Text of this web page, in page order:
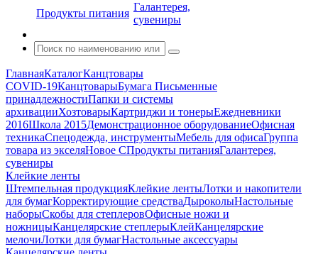
Продукты питания
Галантерея,
сувениры
ГлавнаяКаталогКанцтовары
COVID-19КанцтоварыБумага Письменные
принадлежностиПапки и системы
архивацииХозтоварыКартриджи и тонерыЕжедневники
2016Школа 2015Демонстрационное оборудованиеОфисная
техникаСпецодежда, инструментыМебель для офисаГруппа
товара из экселяНовое СПродукты питанияГалантерея,
сувениры
Клейкие ленты
Штемпельная продукцияКлейкие лентыЛотки и накопители
для бумагКорректирующие средстваДыроколыНастольные
наборыСкобы для степлеровОфисные ножи и
ножницыКанцелярские степлерыКлейКанцелярские
мелочиЛотки для бумагНастольные аксессуары